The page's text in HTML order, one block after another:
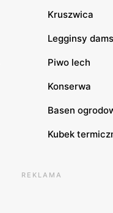
Kruszwica
Legginsy
Piwo lech
Konserwa
Basen
Kubek
REKLAMA